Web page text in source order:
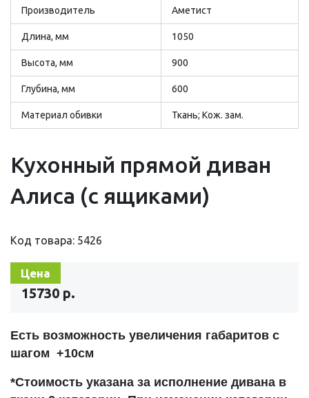
Производитель Аметист
Длина, мм 1050
Высота, мм 900
Глубина, мм 600
Материал обивки Ткань; Кож. зам.
Кухонный прямой диван
Алиса (с ящиками)
Код товара: 5426
Цена
15730 р.
Есть возможность увеличения габаритов с
шагом +10см
*Стоимость указана за исполнение дивана в